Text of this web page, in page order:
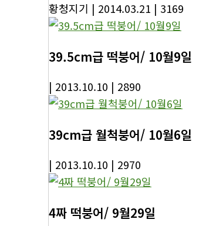
황청지기 | 2014.03.21 | 3169
39.5cm급 떡붕어/ 10월9일
| 2013.10.10 | 2890
39cm급 월척붕어/ 10월6일
| 2013.10.10 | 2970
4짜 떡붕어/ 9월29일